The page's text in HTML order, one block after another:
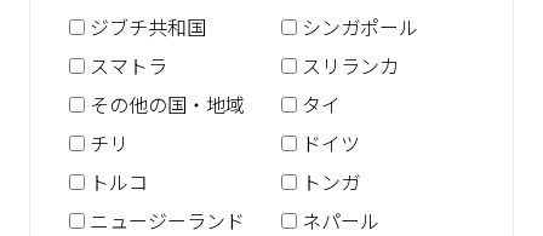
ジブチ共和国
シンガポール
スマトラ
スリランカ
その他の国・地域
タイ
チリ
ドイツ
トルコ
トンガ
ニュージーランド
ネパール